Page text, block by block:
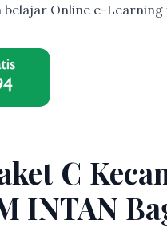
Online e-Learning
C
INTAN